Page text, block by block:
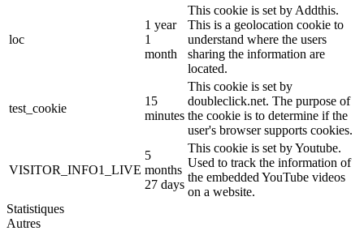
loc
1 year
1
month
This cookie is set by Addthis.
This is a geolocation cookie to
understand where the users
sharing the information are
located.
test_cookie
15
minutes
This cookie is set by
doubleclick.net. The purpose of
the cookie is to determine if the
user's browser supports cookies.
VISITOR_INFO1_LIVE
5
months
27 days
This cookie is set by Youtube.
Used to track the information of
the embedded YouTube videos
on a website.
Statistiques
Autres